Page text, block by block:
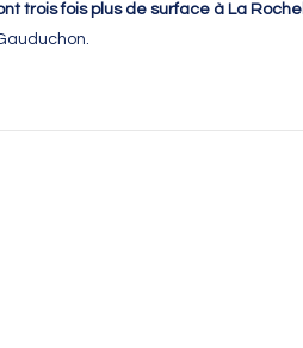
trois fois plus de surface à La